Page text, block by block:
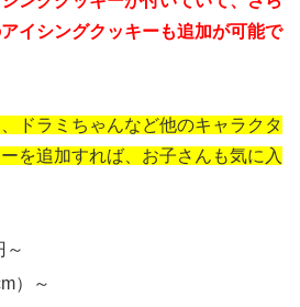
イシングクッキーも追加が可能で
ドラミちゃんなど他のキャラクタ
を追加すれば、お子さんも気に入
～
）～